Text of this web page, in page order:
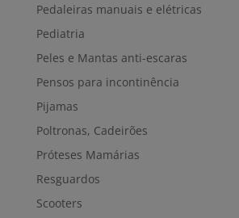
Pedaleiras manuais e elétricas
Pediatria
Peles e Mantas anti-escaras
Pensos para incontinência
Pijamas
Poltronas, Cadeirões
Próteses Mamárias
Resguardos
Scooters